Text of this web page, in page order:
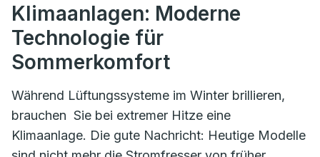
Klimaanlagen: Moderne
Technologie für
Sommerkomfort
Während Lüftungssysteme im Winter brillieren,
brauchen Sie bei extremer Hitze eine
Klimaanlage. Die gute Nachricht: Heutige Modelle